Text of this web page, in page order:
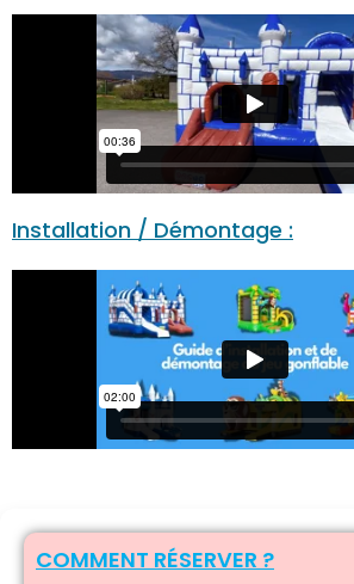
Installation / Démontage :
COMMENT RÉSERVER ?